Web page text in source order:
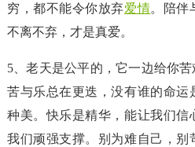
穷，都不能令你放弃爱情。陪伴
不离不弃，才是真爱。
5、老天是公平的，它一边给你
苦与乐总在更迭，没有谁的命运
种美。快乐是精华，能让我们信
我们顽强支撑。别为难自己，别